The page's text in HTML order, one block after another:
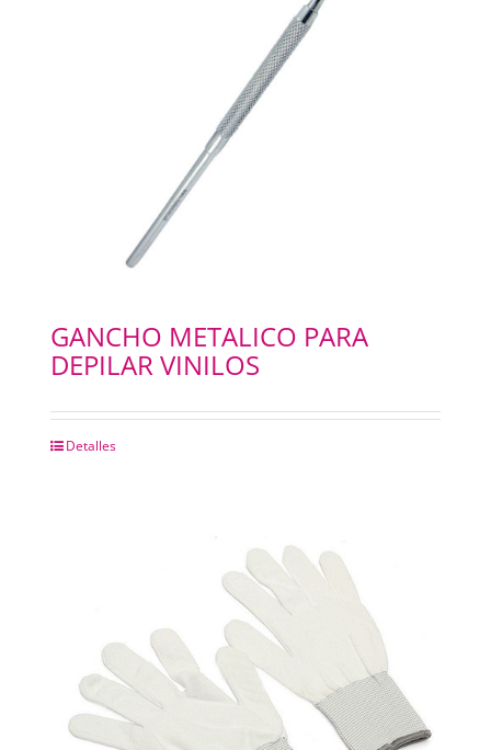
GANCHO METALICO PARA
DEPILAR VINILOS
Detalles